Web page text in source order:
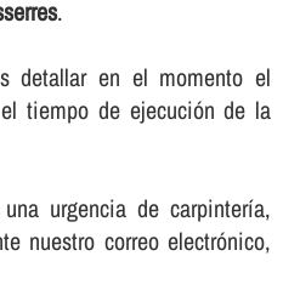
.
detallar en el momento el
tiempo de ejecución de la
urgencia de carpinterí­a,
nuestro correo electrónico,